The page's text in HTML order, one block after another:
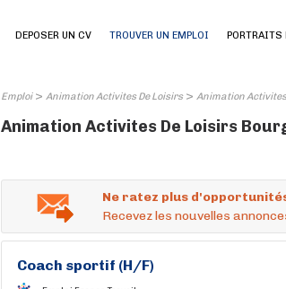
DEPOSER UN CV TROUVER UN EMPLOI PORTRAITS
Emploi> Animation Activites De Loisirs> Animation
Animation Activites De Loisirs
Ne ratez plus
Recevez les nouvelles
Coach sportif (H/F)